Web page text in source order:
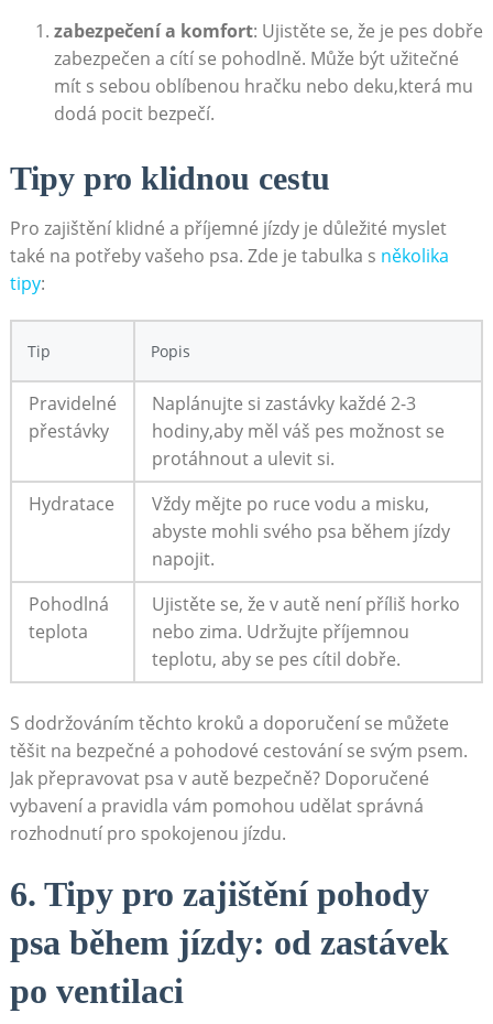
zabezpečení a komfort: Ujistěte se, že ‍je ​pes dobře
zabezpečen a cítí se⁤ pohodlně. Může být užitečné
mít s ⁣sebou oblíbenou hračku nebo deku,která mu‍
dodá pocit bezpečí.
Tipy pro klidnou cestu
Pro zajištění klidné a⁢ příjemné jízdy ⁣je důležité myslet
také na ‌potřeby vašeho psa. Zde je tabulka s několika
tipy:
Tip Popis
Pravidelné
přestávky
Naplánujte si zastávky každé 2-3
hodiny,aby měl váš pes možnost se
protáhnout a ulevit si.
Hydratace
Vždy‍ mějte po ruce vodu a misku,
abyste mohli svého psa ‌během ⁢jízdy
napojit.
Pohodlná
teplota
Ujistěte se, že⁢ v autě není příliš horko
nebo zima.⁤ Udržujte příjemnou
‌teplotu, aby se pes ‍cítil dobře.
S dodržováním těchto kroků a doporučení se můžete
těšit na bezpečné a ‍pohodové ‍cestování​ se svým psem.
Jak přepravovat ⁣psa v autě bezpečně? Doporučené
vybavení a pravidla vám pomohou udělat správná
rozhodnutí pro spokojenou jízdu.
6. Tipy pro zajištění pohody
psa⁢ během jízdy: od zastávek
‍po ventilaci